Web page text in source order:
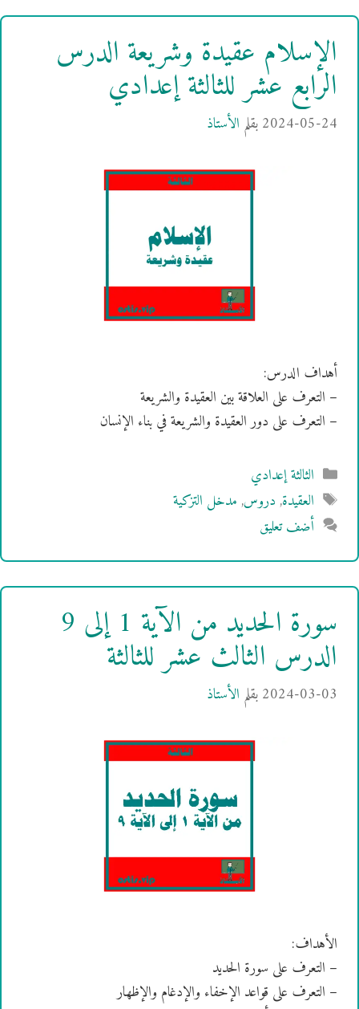
الإسلام عقيدة وشريعة الدرس
الرابع عشر للثالثة إعدادي
2024-05-24بقلم الأستاذ
أهداف الدرس:
– التعرف على العلاقة بين العقيدة والشريعة
– التعرف على دور العقيدة والشريعة في بناء الإنسان
التصنيفات
الثالثة إعدادي
الوسوم
العقيدة,دروس,مدخل التزكية
أضف تعليق
سورة الحديد من الآية 1 إلى 9
الدرس الثالث عشر للثالثة
2024-03-03بقلم الأستاذ
الأهداف:
– التعرف على سورة الحديد
– التعرف على قواعد الإخفاء والإدغام والإظهار